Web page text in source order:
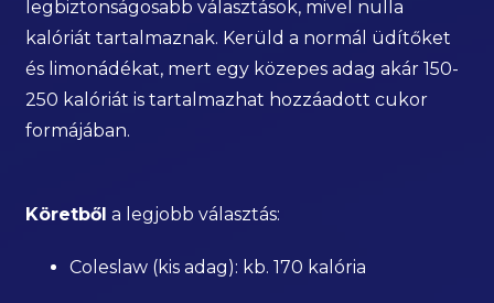
legbiztonságosabb választások, mivel nulla
kalóriát tartalmaznak. Kerüld a normál üdítőket
és limonádékat, mert egy közepes adag akár 150-
250 kalóriát is tartalmazhat hozzáadott cukor
formájában.
Köretből a legjobb választás:
Coleslaw (kis adag): kb. 170 kalória